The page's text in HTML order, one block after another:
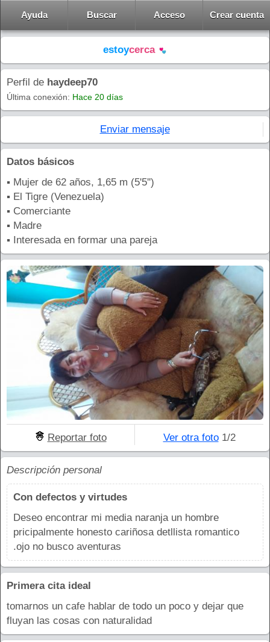
Ayuda Buscar Acceso Crear cuenta
estoycerca
Perfil de haydeep70
Última conexión: Hace 20 días
Enviar mensaje
Datos básicos
▪ Mujer de 62 años, 1,65 m (5'5'')
▪ El Tigre (Venezuela)
▪ Comerciante
▪ Madre
▪ Interesada en formar una pareja
Reportar foto Ver otra foto1/2
Descripción personal
Con defectos y virtudes
Deseo encontrar mi media naranja un hombre
pricipalmente honesto cariñosa detllista romantico
.ojo no busco aventuras
Primera cita ideal
tomarnos un cafe hablar de todo un poco y dejar que
fluyan las cosas con naturalidad